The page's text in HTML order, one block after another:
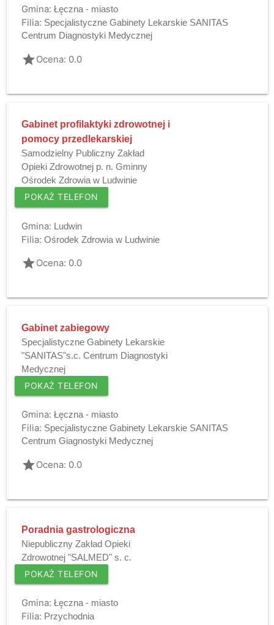
Gmina: Łęczna - miasto
Filia: Specjalistyczne Gabinety Lekarskie SANITAS
Centrum Diagnostyki Medycznej
gradeOcena: 0.0
Gabinet profilaktyki zdrowotnej i
pomocy przedlekarskiej
Samodzielny Publiczny Zakład
Opieki Zdrowotnej p. n. Gminny
Ośrodek Zdrowia w Ludwinie
POKAŻ TELEFON
Gmina: Ludwin
Filia: Ośrodek Zdrowia w Ludwinie
gradeOcena: 0.0
Gabinet zabiegowy
Specjalistyczne Gabinety Lekarskie
"SANITAS"s.c. Centrum Diagnostyki
Medycznej
POKAŻ TELEFON
Gmina: Łęczna - miasto
Filia: Specjalistyczne Gabinety Lekarskie SANITAS
Centrum Giagnostyki Medycznej
gradeOcena: 0.0
Poradnia gastrologiczna
Niepubliczny Zakład Opieki
Zdrowotnej "SALMED" s. c.
POKAŻ TELEFON
Gmina: Łęczna - miasto
Filia: Przychodnia